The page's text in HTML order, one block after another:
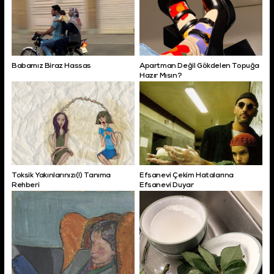
Babamız Biraz Hassas
Apartman Değil Gökdelen Topuğa
Hazır Mısın?
Toksik Yakınlarınızı(!) Tanıma
Rehberi
Efsanevi Çekim Hatalarına
Efsanevi Duyar